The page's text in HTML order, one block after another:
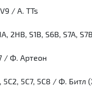
/ А. TTs
2HB, S1B, S6B, S7A,
/ Ф. Артеон
5C2, 5C7, 5C8 / Ф. Битл